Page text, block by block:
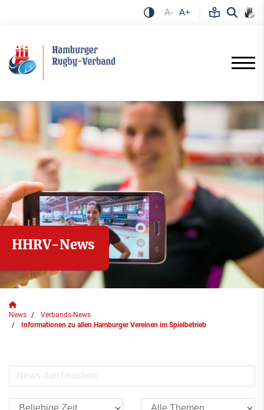
A- A+
HHRV-News
News
Verbands-News
Informationen zu allen Hamburger Vereinen im Spielbetrieb